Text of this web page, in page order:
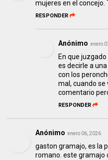
mujeres en el concejo.
RESPONDER
Anónimo enero
En que
es decirle a
con los
mal, cuando se
comentario
RESPONDER
Anónimo enero 06, 2026
gaston gramajo, es la
romano. este gramajo